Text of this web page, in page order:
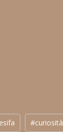
#curiosità